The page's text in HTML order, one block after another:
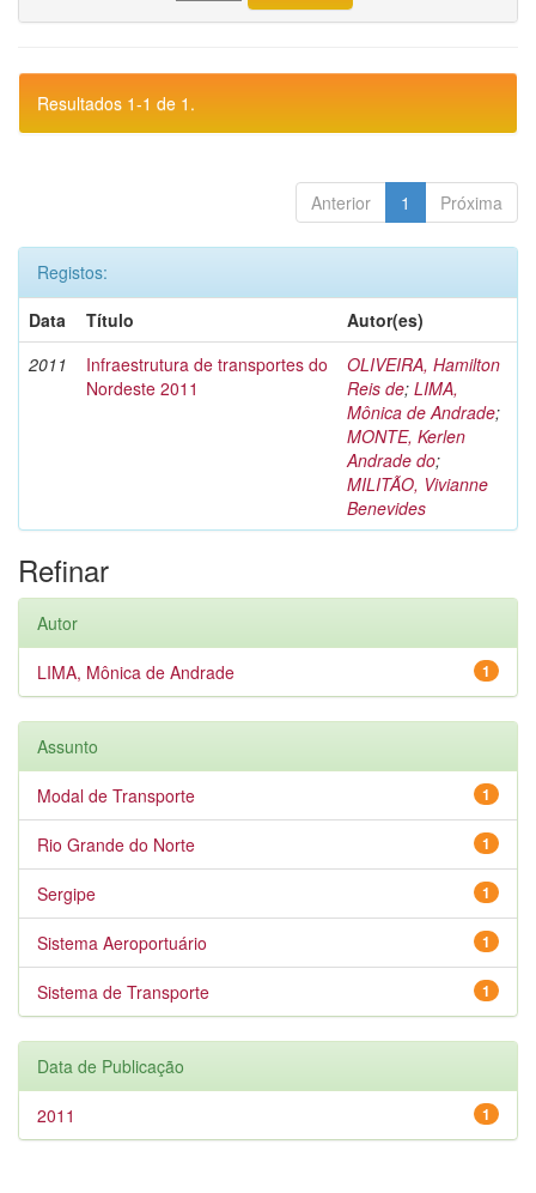
Resultados 1-1 de 1.
Anterior 1 Próxima
Registos:
Data
Título
Autor(es)
2011
Infraestrutura de transportes do
Nordeste 2011
OLIVEIRA, Hamilton
Reis de; LIMA,
Mônica de Andrade;
MONTE, Kerlen
Andrade do;
MILITÃO, Vivianne
Benevides
Refinar
Autor
1
LIMA, Mônica de Andrade
Assunto
1
Modal de Transporte
1
Rio Grande do Norte
1
Sergipe
1
Sistema Aeroportuário
1
Sistema de Transporte
Data de Publicação
1
2011